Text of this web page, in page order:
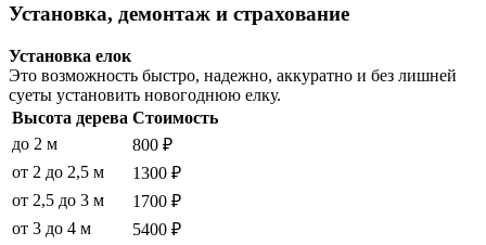
Установка, демонтаж и страхование
Установка елок
Это возможность быстро, надежно, аккуратно и без лишней
суеты установить новогоднюю елку.
Высота дерева Стоимость
до 2 м
800 ₽
от 2 до 2,5 м
1300 ₽
от 2,5 до 3 м
1700 ₽
от 3 до 4 м
5400 ₽